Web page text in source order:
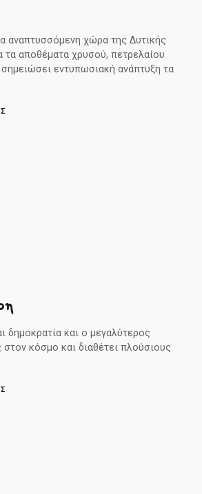
αναπτυσσόμενη χώρα της Δυτικής
τα αποθέματα χρυσού, πετρελαίου
εντυπωσιακή ανάπτυξη τα
δημοκρατία και ο μεγαλύτερος
κόσμο και διαθέτει πλούσιους